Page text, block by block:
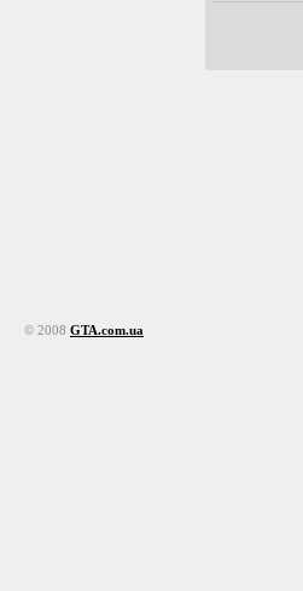
© 2008 GTA.com.ua